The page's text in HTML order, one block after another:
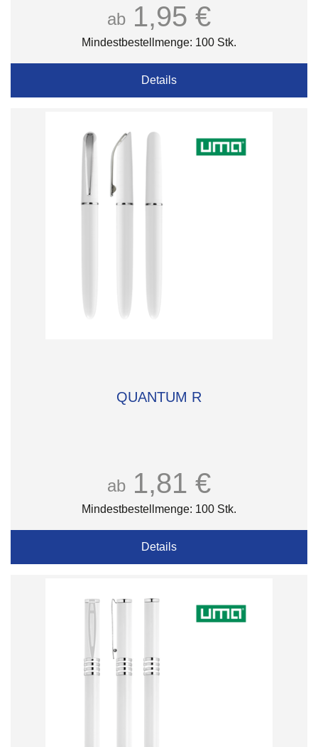
ab 1,95 €
Mindestbestellmenge: 100 Stk.
Details
QUANTUM R
ab 1,81 €
Mindestbestellmenge: 100 Stk.
Details